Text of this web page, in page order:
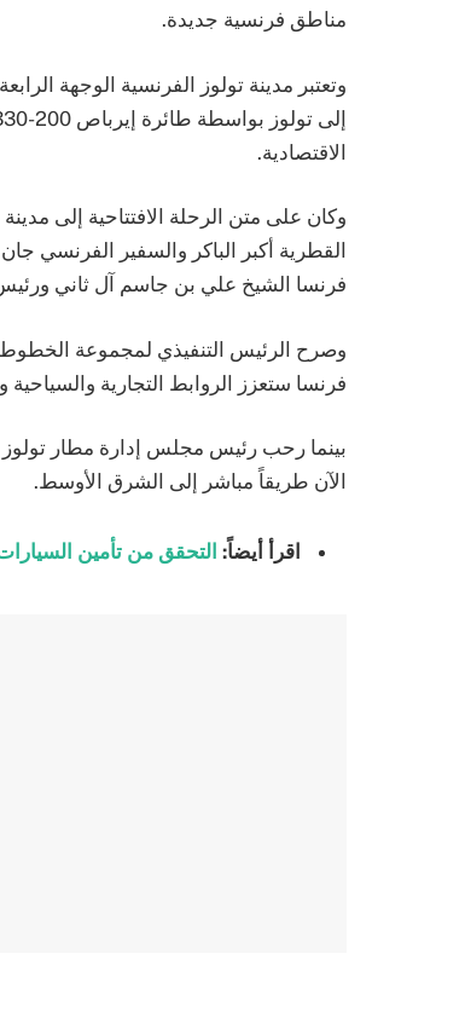
مناطق فرنسية جديدة.
وتعتبر مدينة تولوز الفرنسية الوجهة
الاقتصادية.
وكان على متن الرحلة الافتتاحية إلى
القطرية أكبر الباكر والسفير الفرنسي
فرنسا الشيخ علي بن جاسم آل ثاني
وصرح الرئيس التنفيذي لمجموعة الخطوط
فرنسا ستعزز الروابط التجارية
بينما رحب رئيس مجلس إدارة مطار تولوز
الآن طريقاً مباشر إلى الشرق الأوسط.
اقرأ أيضاً: التحقق من تأمين